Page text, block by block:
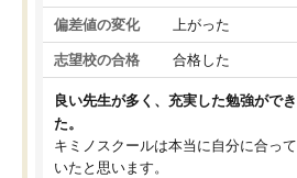
偏差値の変化 上がった
志望校の合格 合格した
良い先生が多く、充実した勉強ができ
た。
キミノスクールは本当に自分に合って
いたと思います。